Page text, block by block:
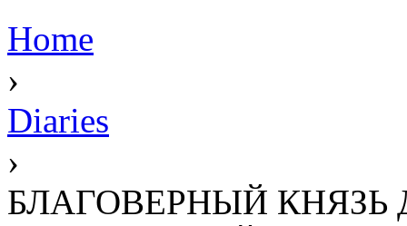
Home
›
Diaries
›
БЛАГОВЕРНЫЙ